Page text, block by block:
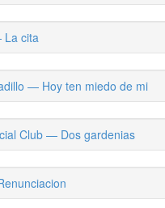
La cita
— Hoy ten miedo de mi
Club — Dos gardenias